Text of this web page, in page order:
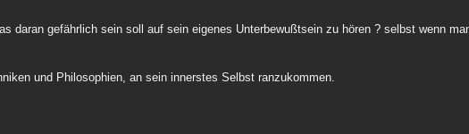
daran gefährlich sein soll auf sein eigenes Unterbewußtsein zu hören ? selbst wenn
und Philosophien, an sein innerstes Selbst ranzukommen.